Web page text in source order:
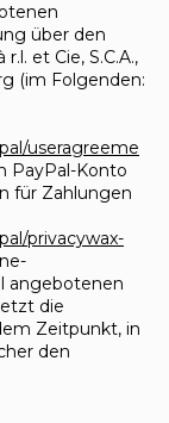
über den
et Cie, S.C.A.,
(im Folgenden:
useragreeme
PayPal-Konto
für Zahlungen
privacywax-
angebotenen
die
Zeitpunkt, in
den